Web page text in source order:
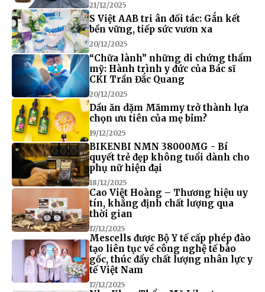
21/12/2025
S Việt AAB tri ân đối tác: Gắn kết
bền vững, tiếp sức vươn xa
20/12/2025
“Chữa lành” những di chứng thẩm
mỹ: Hành trình y đức của Bác sĩ
CKI Trần Đắc Quang
20/12/2025
Dầu ăn dặm Mămmy trở thành lựa
chọn ưu tiên của mẹ bỉm?
19/12/2025
BIKENBI NMN 38000MG - Bí
quyết trẻ đẹp không tuổi dành cho
phụ nữ hiện đại
18/12/2025
Cao Việt Hoàng – Thương hiệu uy
tín, khẳng định chất lượng qua
thời gian
17/12/2025
Mescells được Bộ Y tế cấp phép đào
tạo liên tục về công nghệ tế bào
gốc, thúc đẩy chất lượng nhân lực y
tế Việt Nam
17/12/2025